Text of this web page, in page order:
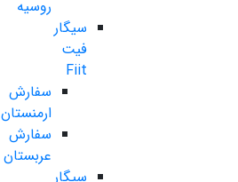
روسیه
سیگار
فیت
Fiit
سفارش
ارمنستان
سفارش
عربستان
سیگار